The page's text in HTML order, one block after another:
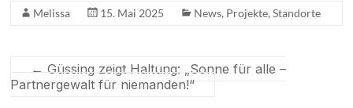
Melissa 15. Mai 2025 News, Projekte,Standorte
← Güssing zeigt Haltung: „Sonne für alle –
Partnergewalt für niemanden!“